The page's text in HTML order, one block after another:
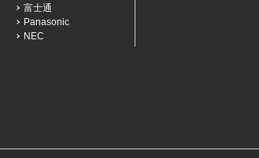
富士通
Panasonic
NEC